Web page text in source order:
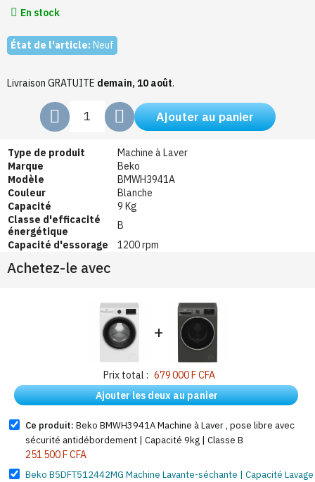
En stock
État de l'article: Neuf
Livraison GRATUITE demain, 10 août.
Ajouter au panier
Type de produit
Machine à Laver
Marque
Beko
Modèle
BMWH3941A
Couleur
Blanche
Capacité
9 Kg
Classe d'efficacité
énergétique
B
Capacité d'essorage
1200 rpm
Achetez-le avec
+
Prix total : 679 000 F CFA
Ajouter les deux au panier
Ce produit: Beko BMWH3941A Machine à Laver , pose libre avec
sécurité antidébordement | Capacité 9kg | Classe B
251 500 F CFA
Beko B5DFT512442MG Machine Lavante-séchante | Capacité Lavage